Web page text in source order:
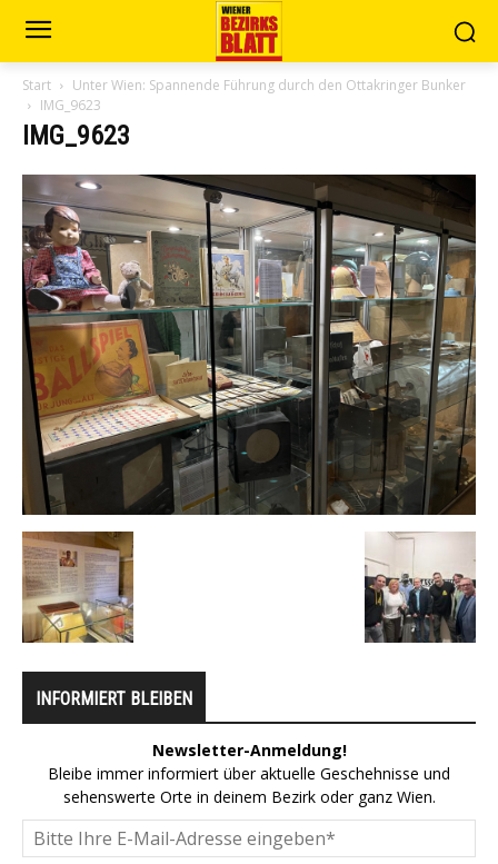
Start
Unter Wien: Spannende Führung durch den Ottakringer Bunker
IMG_9623
IMG_9623
INFORMIERT BLEIBEN
Newsletter-Anmeldung!
Bleibe immer informiert über aktuelle Geschehnisse und
sehenswerte Orte in deinem Bezirk oder ganz Wien.